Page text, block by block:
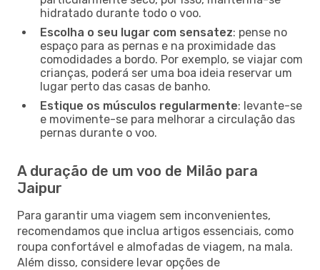
hidratado durante todo o voo.
Escolha o seu lugar com sensatez: pense no
espaço para as pernas e na proximidade das
comodidades a bordo. Por exemplo, se viajar com
crianças, poderá ser uma boa ideia reservar um
lugar perto das casas de banho.
Estique os músculos regularmente: levante-se
e movimente-se para melhorar a circulação das
pernas durante o voo.
A duração de um voo de Milão para
Jaipur
Para garantir uma viagem sem inconvenientes,
recomendamos que inclua artigos essenciais, como
roupa confortável e almofadas de viagem, na mala.
Além disso, considere levar opções de